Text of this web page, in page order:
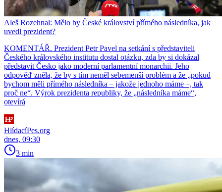
Aleš Rozehnal: Mělo by České království přímého následníka, jak
uvedl prezident?
KOMENTÁŘ. Prezident Petr Pavel na setkání s představiteli
Českého královského institutu dostal otázku, zda by si dokázal
představit Česko jako moderní parlamentní monarchii. Jeho
odpověď zněla, že by s tím neměl sebemenší problém a že „pokud
bychom měli přímého následníka – jakože jednoho máme –, tak
proč ne“. Výrok prezidenta republiky, že „následníka máme“,
otevírá
HlídacíPes.org
dnes, 09:30
3 min